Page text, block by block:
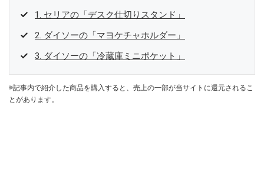
1. セリアの「デスク仕切りスタンド」
2. ダイソーの「マヨケチャホルダー」
3. ダイソーの「冷蔵庫ミニポケット」
※記事内で紹介した商品を購入すると、売上の一部が当サイトに還元されるこ
とがあります。